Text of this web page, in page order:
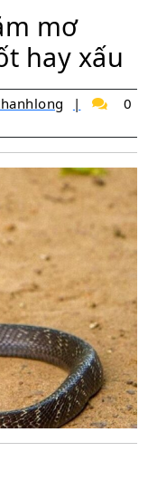
mơ
hay xấu
0